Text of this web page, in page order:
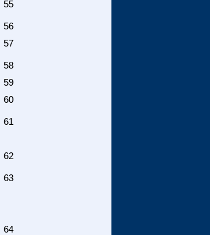
55
56
57
58
59
60
61
62
63
64